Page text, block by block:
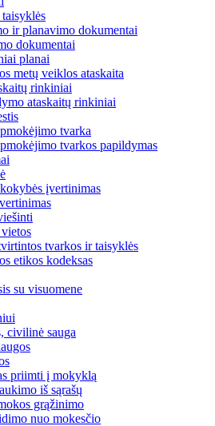
ir planavimo dokumentai
dokumentai
planai
metų veiklos ataskaita
rinkiniai
ataskaitų rinkiniai
tvarka
tvarkos papildymas
įvertinimas
tvarkos ir taisyklės
etikos kodeksas
su visuomene
civilinė sauga
priimti į mokyklą
iš sąrašų
grąžinimo
nuo mokesčio